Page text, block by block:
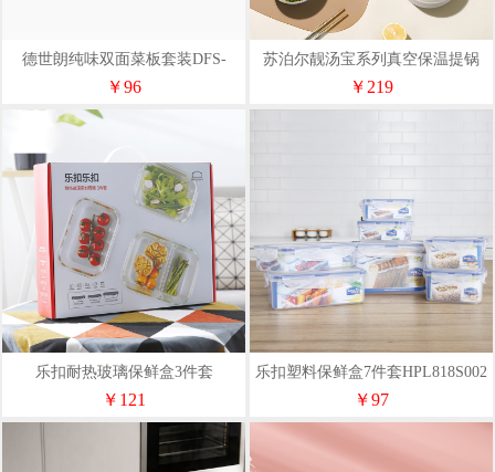
德世朗纯味双面菜板套装DFS-
TZ848
￥96
苏泊尔靓汤宝系列真空保温提锅
2.0L
￥219
乐扣耐热玻璃保鲜盒3件套
LLG991CS101
￥121
乐扣塑料保鲜盒7件套HPL818S002
￥97